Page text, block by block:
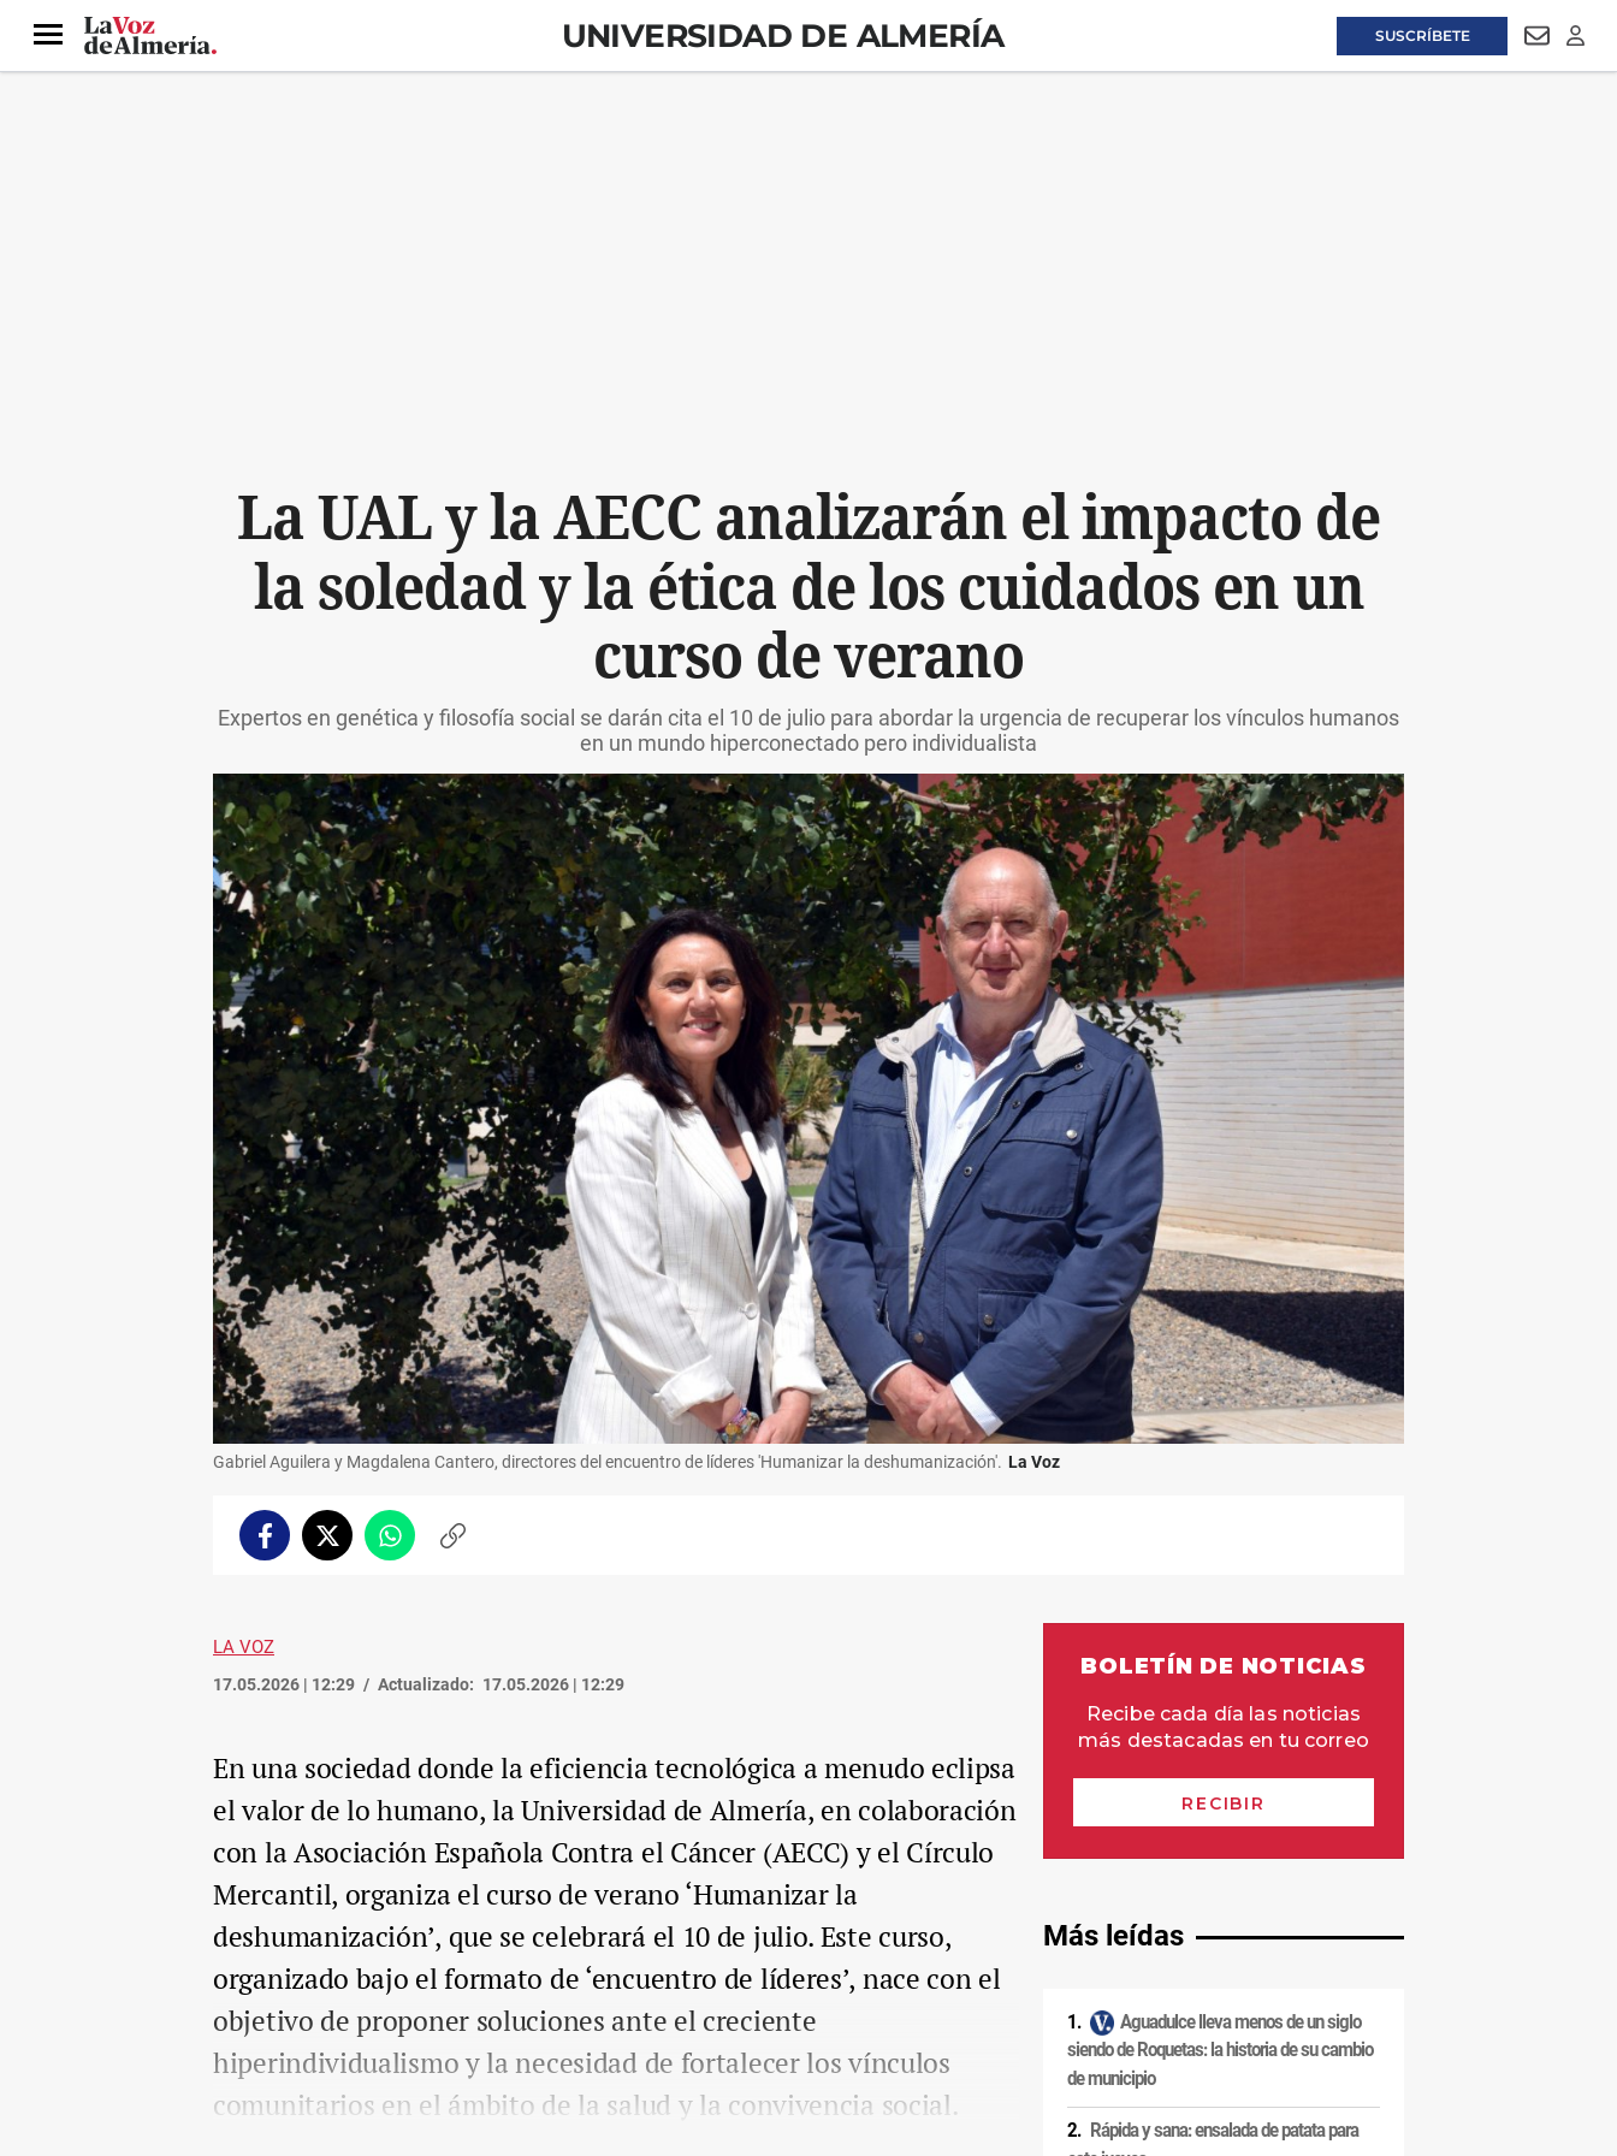
SUSCRÍBETE
Menú UNIVERSIDAD DE ALMERÍA
La UAL y la AECC analizarán el impacto de
la soledad y la ética de los cuidados en un
curso de verano
Expertos en genética y filosofía social se darán cita el 10 de julio para abordar la urgencia de recuperar los vínculos humanos
en un mundo hiperconectado pero individualista
Gabriel Aguilera y Magdalena Cantero, directores del encuentro de líderes 'Humanizar la deshumanización'. La Voz
FacebookTwitterWhatsappCopiar
LA VOZ
17.05.2026 | 12:29 Actualizado: 17.05.2026 | 12:29
En una sociedad donde la eficiencia tecnológica a menudo eclipsa
el valor de lo humano, la Universidad de Almería, en colaboración
con la Asociación Española Contra el Cáncer (AECC) y el Círculo
Mercantil, organiza el curso de verano ‘Humanizar la
deshumanización’, que se celebrará el 10 de julio. Este curso,
organizado bajo el formato de ‘encuentro de líderes’, nace con el
objetivo de proponer soluciones ante el creciente
hiperindividualismo y la necesidad de fortalecer los vínculos
comunitarios en el ámbito de la salud y la convivencia social.
Más leídas
Aguadulce lleva menos de un siglo
siendo de Roquetas: la historia de su cambio
de municipio
Rápida y sana: ensalada de patata para